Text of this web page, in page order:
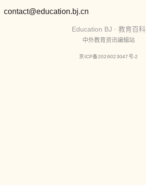
contact@education.bj.cn
Education BJ · 教育百科
中外教育资讯编辑站
京ICP备2026023047号-2